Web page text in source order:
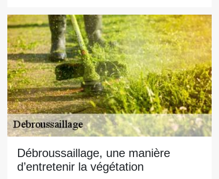
Débroussaillage, une manière
d’entretenir la végétation